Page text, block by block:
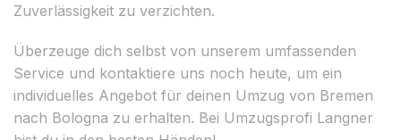
Zuverlässigkeit zu verzichten.
Überzeuge dich selbst von unserem umfassenden
Service und kontaktiere uns noch heute, um ein
individuelles Angebot für deinen Umzug von Bremen
nach Bologna zu erhalten. Bei Umzugsprofi Langner